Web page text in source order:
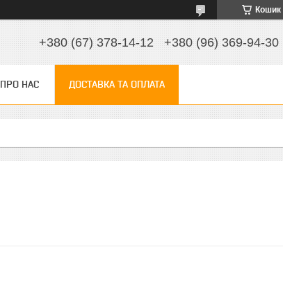
Кошик
+380 (67) 378-14-12 +380 (96) 369-94-30
ПРО НАС ДОСТАВКА ТА ОПЛАТА